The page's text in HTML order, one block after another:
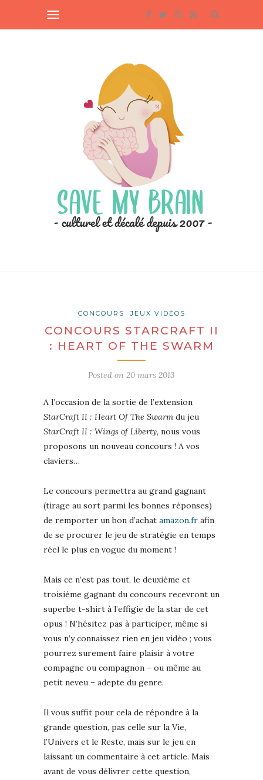
CONCOURS JEUX VIDÉOS
CONCOURS STARCRAFT II
: HEART OF THE SWARM
Posted on 20 mars 2013
A l’occasion de la sortie de l’extension
StarCraft II : Heart Of The Swarm du jeu
StarCraft II : Wings of Liberty, nous vous
proposons un nouveau concours ! A vos
claviers…
Le concours permettra au grand gagnant
(tirage au sort parmi les bonnes réponses)
de remporter un bon d’achat amazon.fr afin
de se procurer le jeu de stratégie en temps
réel le plus en vogue du moment !
Mais ce n’est pas tout, le deuxième et
troisième gagnant du concours recevront un
superbe t-shirt à l’effigie de la star de cet
opus ! N’hésitez pas à participer, même si
vous n’y connaissez rien en jeu vidéo ; vous
pourrez surement faire plaisir à votre
compagne ou compagnon – ou même au
petit neveu – adepte du genre.
Il vous suffit pour cela de répondre à la
grande question, pas celle sur la Vie,
l’Univers et le Reste, mais sur le jeu en
laissant un commentaire à cet article. Mais
avant de vous délivrer cette question,